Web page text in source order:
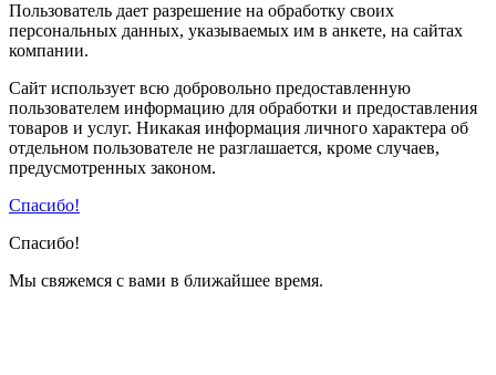
Пользователь дает разрешение на обработку своих
персональных данных, указываемых им в анкете, на сайтах
компании.
Сайт использует всю добровольно предоставленную
пользователем информацию для обработки и предоставления
товаров и услуг. Никакая информация личного характера об
отдельном пользователе не разглашается, кроме случаев,
предусмотренных законом.
Спасибо!
Спасибо!
Мы свяжемся с вами в ближайшее время.